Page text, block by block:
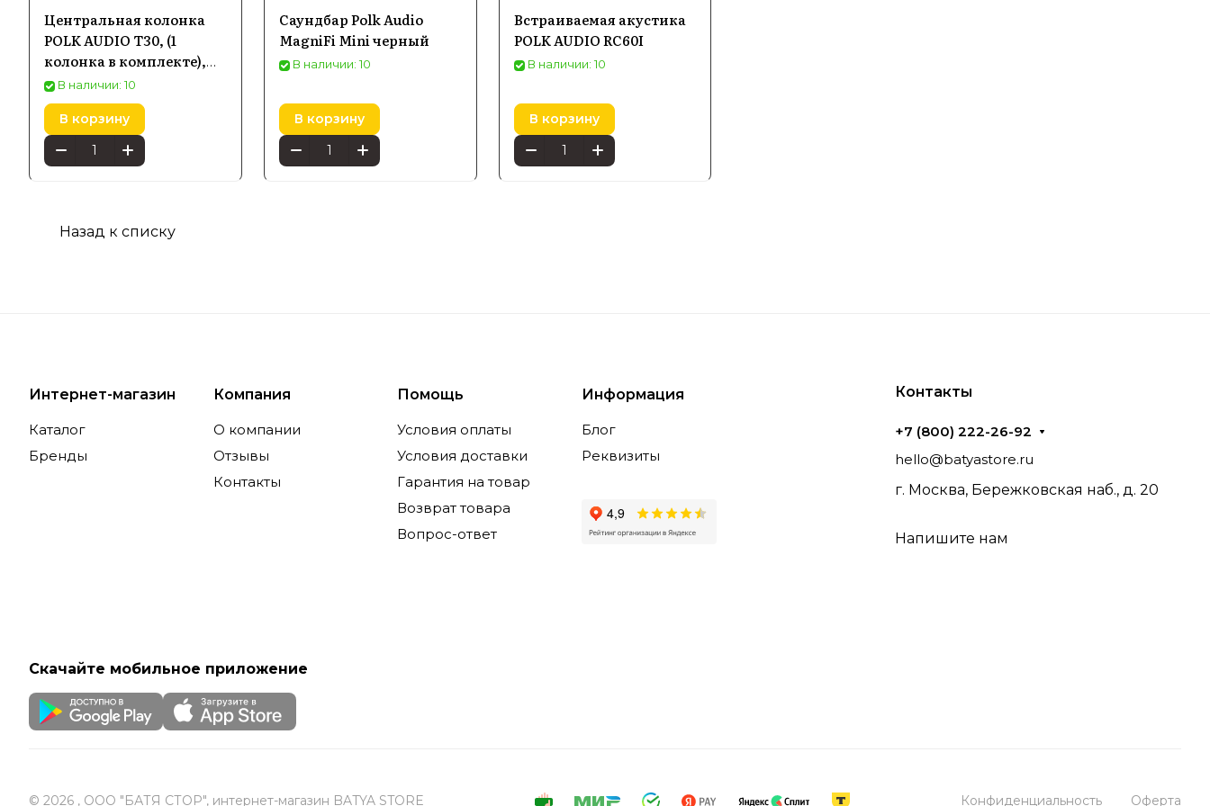
Центральная колонка
POLK AUDIO T30, (1
колонка в комплекте),
черный
В наличии: 10
В корзину
Саундбар Polk Audio
MagniFi Mini черный
В наличии: 10
В корзину
Встраиваемая акустика
POLK AUDIO RC60I
В наличии: 10
В корзину
Назад к списку
Интернет-магазин
Каталог
Бренды
Компания
О компании
Отзывы
Контакты
Помощь
Условия оплаты
Условия доставки
Гарантия на товар
Возврат товара
Вопрос-ответ
Информация
Блог
Реквизиты
Контакты
+7 (800) 222-26-92
hello@batyastore.ru
г. Москва, Бережковская наб., д. 20
Напишите нам
Скачайте мобильное приложение
© 2026 , ООО "БАТЯ СТОР", интернет-магазин BATYA STORE Конфиденциальность Оферта